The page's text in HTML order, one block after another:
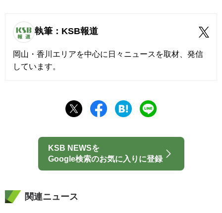
執筆：KSB報道
岡山・香川エリアを中心に日々ニュースを取材、発信
しています。
KSB NEWSを
Google検索のお気に入りに登録
関連ニュース